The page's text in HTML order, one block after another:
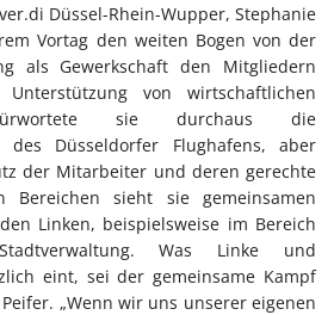
Düssel-Rhein-Wupper, Stephanie
Vortag den weiten Bogen von der
als Gewerkschaft den Mitgliedern
von wirtschaftlichen
sie durchaus die
des Düsseldorfer Flughafens, aber
der Mitarbeiter und deren gerechte
Bereichen sieht sie gemeinsamen
Linken, beispielsweise im Bereich
Was Linke und
eint, sei der gemeinsame Kampf
„Wenn wir uns unserer eigenen